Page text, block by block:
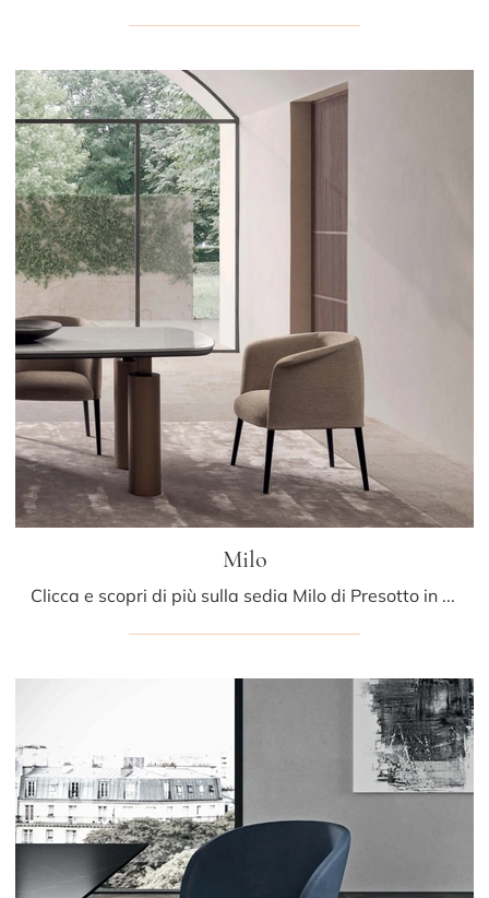
Milo
Clicca e scopri di più sulla sedia Milo di Presotto in tessuto: le più esclusive Sedie fisse design ti attendono.